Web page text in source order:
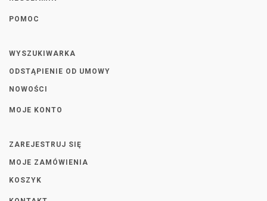
POMOC
WYSZUKIWARKA
ODSTĄPIENIE OD UMOWY
NOWOŚCI
MOJE KONTO
ZAREJESTRUJ SIĘ
MOJE ZAMÓWIENIA
KOSZYK